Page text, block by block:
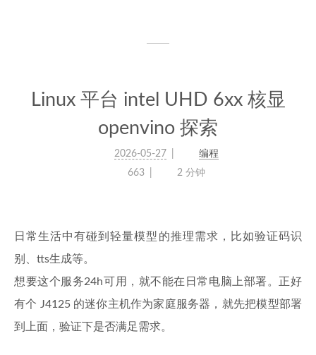
Linux 平台 intel UHD 6xx 核显
openvino 探索
2026-05-27
编程
663
2 分钟
日常生活中有碰到轻量模型的推理需求，比如验证码识
别、tts生成等。
想要这个服务24h可用，就不能在日常电脑上部署。正好
有个 J4125 的迷你主机作为家庭服务器，就先把模型部署
到上面，验证下是否满足需求。